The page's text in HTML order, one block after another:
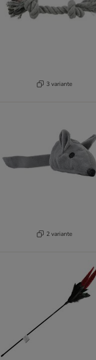
3 variante
2 variante